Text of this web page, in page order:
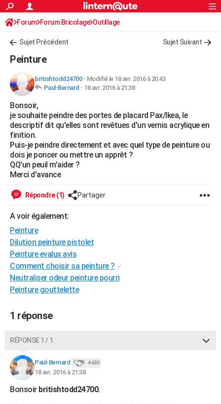
ACTUALITÉS
Politique
Société
Faits Divers
Education
Monde
Villes
+
Retraite
Impôts
Epargne
Immobilier
Risques naturels par ville
Banque
Assurance
Crédit
AUTO
Essais
Réserver un essai
Citadines
Berlines
SUV
Forum auto
+HIGH-TECH
Mobiles
Meilleur smartphone
Internet
Ordinateurs
Jeux vidéo
Guide high-tech
+BRICOLAGE
Forum
Aménagement intérieur
Extérieur
Cuisine
Salle de bains
Jardinage
Rangement
WEEK-END
Guides de France
Escapades
Patrimoine
Expositions
Musées
Week-end nature
+LIFESTYLE
Art de vivre
Bien-être
Loisirs
Mode
Modes de vie
SANTE
VOYAGE
Destinations
City break
Voyage nature
Voyage de noces
Forum
Climat
PHOTO
GUIDES D'ACHAT
BONS PLANS
CARTE DE VOEUX
Carte de Noël
Carte Bonne année
Carte Saint-Valentin
Carte Pâques
Carte d'anniversaire
DICTIONNAIRE
S'inscrire
Se connecter
Lycées
Collèges
Primaires
Universités
Entreprises
Service militaire
Avis de recherche
AVIS DE DÉCÈS
FORUM
S'inscrire
Connexion
Forum Forum Bricolage Outillage
Sujet Précédent Sujet Suivant
Peinture
britishtodd24700- Modifié le 18 avr. 2016 à 20:43
Paul-Bernard - 18 avr. 2016 à 21:38
Bonsoir,
je souhaite peindre des portes de placard Pax/Ikea, le
descriptif dit qu'elles sont revêtues d'un vernis acrylique en
finition.
Puis-je peindre directement et avec quel type de peinture ou
dois je poncer ou mettre un apprêt ?
QQ'un peuil m'aider ?
Merci d'avance
Répondre (1) Partager
A voir également:
Peinture
Dilution peinture pistolet
Peinture evalux avis
Comment choisir sa peinture ? ✓
Neutraliser odeur peinture pourri
Peinture gouttelette
1 réponse
RÉPONSE 1 / 1
Paul-Bernard 4 680
18 avr. 2016 à 21:38
Bonsoirbritishtodd24700.